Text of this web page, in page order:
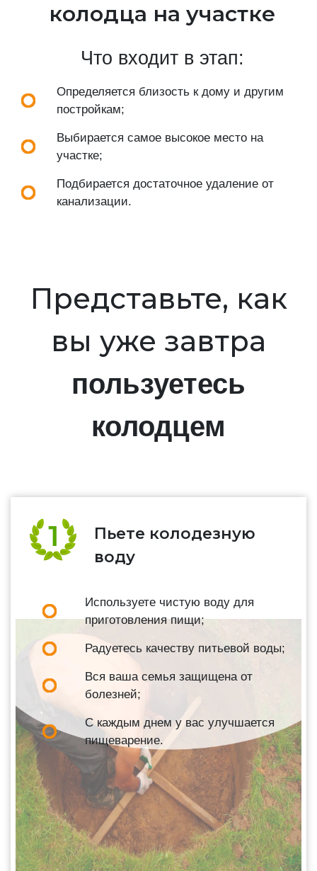
колодца на участке
Что входит в этап:
Определяется близость к дому и другим
постройкам;
Выбирается самое высокое место на
участке;
Подбирается достаточное удаление от
канализации.
Представьте, как
вы уже завтра
пользуетесь
колодцем
Пьете колодезную
воду
Используете чистую воду для
приготовления пищи;
Радуетесь качеству питьевой воды;
Вся ваша семья защищена от
болезней;
С каждым днем у вас улучшается
пищеварение.